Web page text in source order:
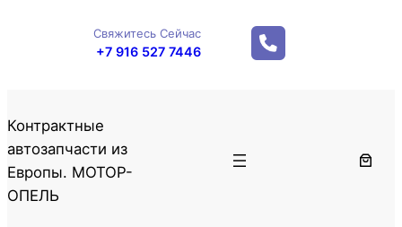
Свяжитесь Сейчас
+7 916 527 7446
Контрактные
автозапчасти из
Европы. МОТОР-
ОПЕЛЬ